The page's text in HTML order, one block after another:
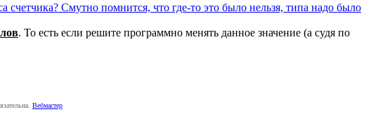
счетчика? Смутно помнится, что где-то это было нельзя, типа надо было
. То есть если решите программно менять данное значение (а судя по
Вебмастер